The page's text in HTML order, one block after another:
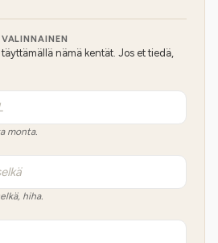
nämä kentät. Jos et tiedä,
monta.
hiha.